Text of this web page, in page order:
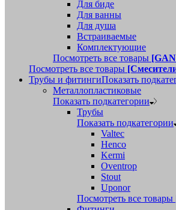
Для биде
Для ванны
Для душа
Встраиваемые
Комплектующие
Посмотреть все товары
Посмотреть все товары
Трубы и фитингиПоказать
Металлопластиковые
Показать подкатегории
Трубы
Показать подкатегории
Valtec
Henco
Kermi
Oventrop
Stout
Uponor
Посмотреть все товары